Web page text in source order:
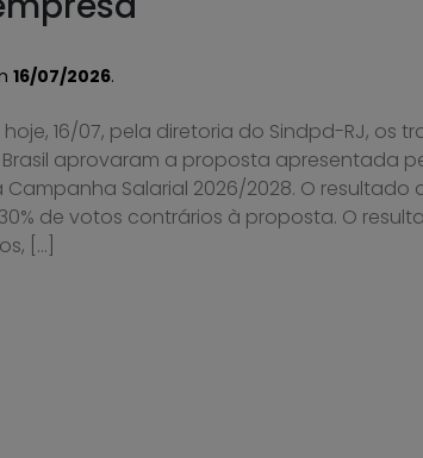
16/07/2026.
16/07, pela diretoria do Sindpd-RJ, os
aprovaram a proposta apresentada
Salarial 2026/2028. O resultado
de votos contrários à proposta. O
[…]